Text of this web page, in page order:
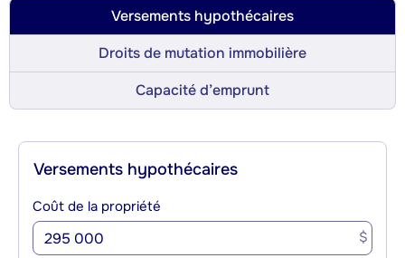
Versements hypothécaires
Droits de mutation immobilière
Capacité d’emprunt
Versements hypothécaires
Coût de la propriété
$